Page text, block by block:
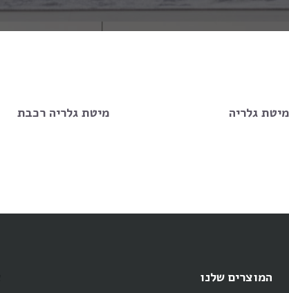
מיטת גלריה מיטת גלריה רכבת
המוצרים שלנו